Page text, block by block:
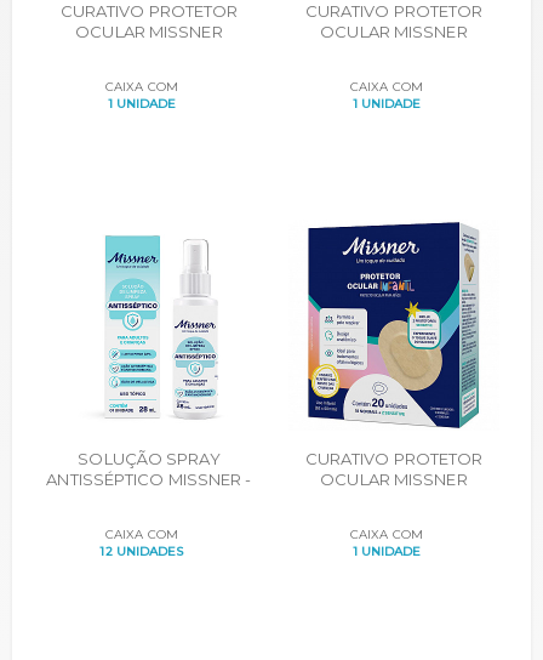
CURATIVO PROTETOR
OCULAR MISSNER
UNIDADES
CAIXA COM
1 UNIDADE
CURATIVO PROTETOR
OCULAR MISSNER
UNIDADES
CAIXA COM
1 UNIDADE
SOLUÇÃO SPRAY
ANTISSÉPTICO MISSNER -
CAIXA COM
12 UNIDADES
CURATIVO PROTETOR
OCULAR MISSNER
UNIDADES
CAIXA COM
1 UNIDADE